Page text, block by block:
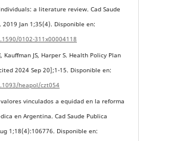
a literature review. Cad Saude
Jan 1;35(4). Disponible en:
0102-311x00004118
Kauffman JS, Harper S. Health Policy Plan
2024 Sep 20];1-15. Disponible en:
heapol/czt054
vinculados a equidad en la reforma
en Argentina. Cad Saude Publica
1;18(4):106776. Disponible en: